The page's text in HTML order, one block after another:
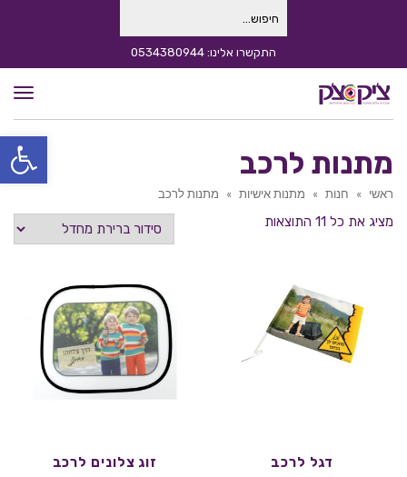
פתח
עבור: התקשרו אלינו: 0534380944
מתנות לרכב
ראשי » חנות » מתנות אישיות » מתנות לרכב
מציג את כל 11 התוצאות
דגל לרכב זוג צלונים לרכב